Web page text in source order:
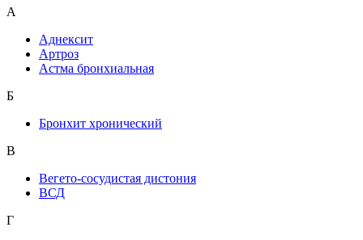
А
Аднексит
Артроз
Астма бронхиальная
Б
Бронхит хронический
В
Вегето-сосудистая дистония
ВСД
Г